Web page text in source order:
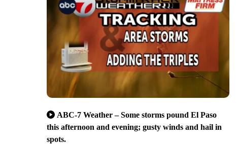
ABC-7 Weather – Some storms pound El Paso
this afternoon and evening; gusty winds and hail in
spots.